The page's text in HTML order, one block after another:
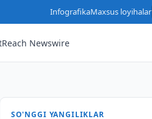
InfografikaMaxsus loyihalar
Newswire
SO'NGGI YANGILIKLAR